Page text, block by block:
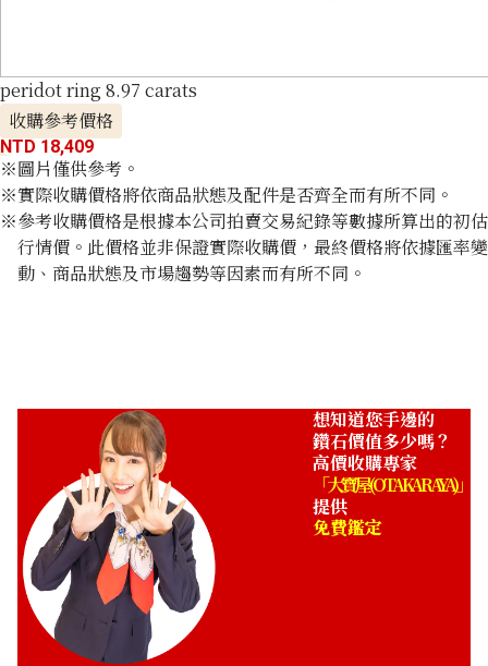
peridot ring 8.97 carats
收購參考價格
NTD 18,409
※圖片僅供參考。
※實際收購價格將依商品狀態及配件是否齊全而有所不同。
※參考收購價格是根據本公司拍賣交易紀錄等數據所算出的初估
行情價。此價格並非保證實際收購價，最終價格將依據匯率變
動、商品狀態及市場趨勢等因素而有所不同。
想知道您手邊的
鑽石價值多少嗎？
高價收購專家
「大寶屋 (OTAKARAYA)」
提供
免費鑑定